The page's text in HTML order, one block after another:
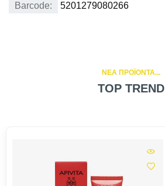
Barcode: 5201279080266
NEA ΠΡΟΪΟΝΤΑ...
TOP TREND